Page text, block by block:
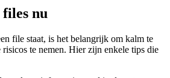
nu
file staat, is het belangrijk om kalm te
te nemen. Hier zijn enkele tips die